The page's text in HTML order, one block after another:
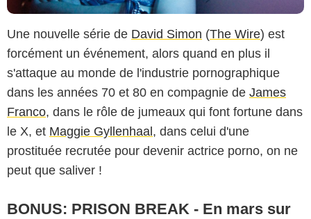
Une nouvelle série de David Simon (The Wire) est
forcément un événement, alors quand en plus il
s'attaque au monde de l'industrie pornographique
dans les années 70 et 80 en compagnie de James
Franco, dans le rôle de jumeaux qui font fortune dans
le X, et Maggie Gyllenhaal , dans celui d'une
prostituée recrutée pour devenir actrice porno, on ne
peut que saliver !
BONUS: PRISON BREAK - En mars sur